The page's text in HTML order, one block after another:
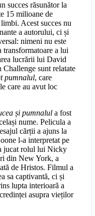
succes răsunător la
15 milioane de
Acest succes nu
a autorului, ci și
nimeni nu este
transformatoare a lui
lucrării lui David
sunt relatate
pumnalul, care
care au avut loc
și pumnalul a fost
nume. Pelicula a
cărții a ajuns la
l-a interpretat pe
jucat rolul lui Nicky
din New York, a
de Hristos. Filmul a
sa captivantă, ci și
lupta interioară a
asupra vieților